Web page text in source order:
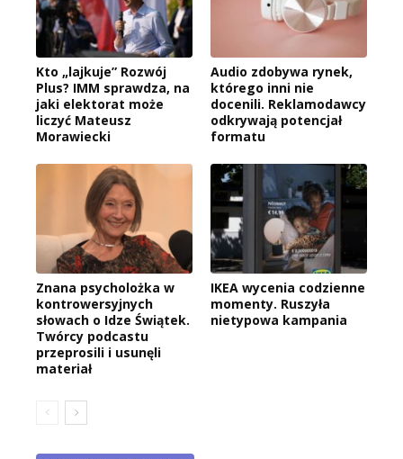
Kto „lajkuje” Rozwój
Plus? IMM sprawdza, na
jaki elektorat może
liczyć Mateusz
Morawiecki
Audio zdobywa rynek,
którego inni nie
docenili. Reklamodawcy
odkrywają potencjał
formatu
Znana psycholożka w
kontrowersyjnych
słowach o Idze Świątek.
Twórcy podcastu
przeprosili i usunęli
materiał
IKEA wycenia codzienne
momenty. Ruszyła
nietypowa kampania